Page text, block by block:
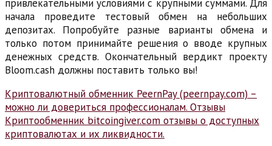
привлекательными условиями с крупными суммами. Для
начала проведите тестовый обмен на небольших
депозитах. Попробуйте разные варианты обмена и
только потом принимайте решения о вводе крупных
денежных средств. Окончательный вердикт проекту
Bloom.cash должны поставить только вы!
Навигация
по
записям
Криптовалютный обменник PeernPay (peernpay.com) –
можно ли довериться профессионалам. Отзывы
Криптообменник bitcoingiver.com отзывы о доступных
криптовалютах и их ликвидности.